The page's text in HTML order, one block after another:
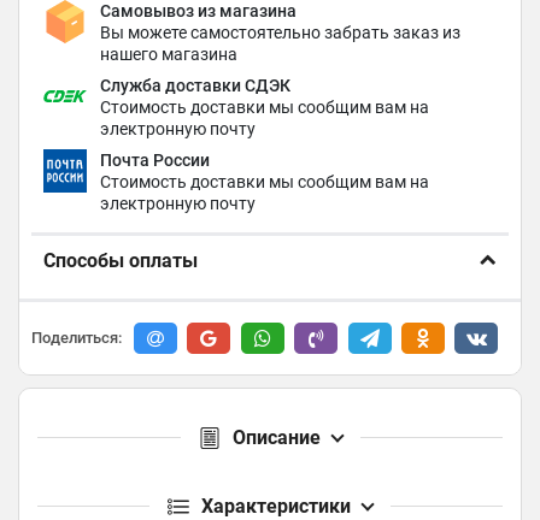
Самовывоз из магазина
Вы можете самостоятельно забрать заказ из
нашего магазина
Служба доставки СДЭК
Стоимость доставки мы сообщим вам на
электронную почту
Почта России
Стоимость доставки мы сообщим вам на
электронную почту
Способы оплаты
Поделиться:
Описание
Характеристики